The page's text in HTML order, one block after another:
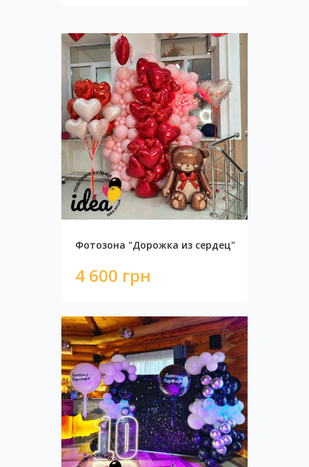
Фотозона мрамор
11 000 грн
Фотозона "Дорожка из сердец"
4 600 грн